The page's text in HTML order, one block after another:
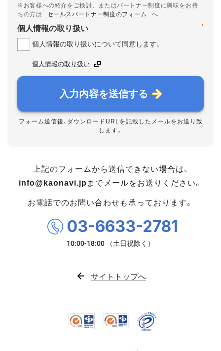
※お客様への紹介をご検討、またはパートナー制度に興味をお持
ちの方は
セールスパートナー制度のフォーム
へ
*
個人情報の取り扱い
個人情報の取り扱いについて同意します。
個人情報の取り扱い
入力内容を送信する
フォーム送信後、ダウンロードURLを記載したメールをお送り致
します。
上記のフォームから送信できない場合は、
info@kaonavi.jp までメールをお送りください。
お電話でのお問い合わせも承っております。
03-6633-2781
サイトトップへ